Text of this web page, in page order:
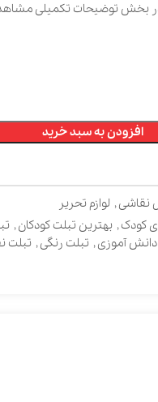
تکمیلی مشاهده نمایید.
سبد خرید
تحریر
تبلت کودکان , تبلت 10 اینچ رنگی
, تبلت رنگی, تبلت نقاشی کودک ,